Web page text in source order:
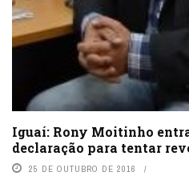
Iguaí: Rony Moitinho
declaração para tentar
25 DE OUTUBRO DE 2016